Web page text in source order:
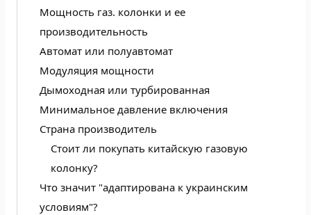
Мощность газ. колонки и ее
производительность
Автомат или полуавтомат
Модуляция мощности
Дымоходная или турбированная
Минимальное давление включения
Страна производитель
Стоит ли покупать китайскую газовую
колонку?
Что значит "адаптирована к украинским
условиям"?